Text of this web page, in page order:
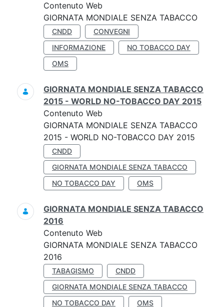
Contenuto Web
GIORNATA MONDIALE SENZA TABACCO
CNDD
CONVEGNI
INFORMAZIONE
NO TOBACCO DAY
OMS
GIORNATA MONDIALE SENZA TABACCO
2015 - WORLD NO-TOBACCO DAY 2015
Contenuto Web
GIORNATA MONDIALE SENZA TABACCO
2015 - WORLD NO-TOBACCO DAY 2015
CNDD
GIORNATA MONDIALE SENZA TABACCO
NO TOBACCO DAY
OMS
GIORNATA MONDIALE SENZA TABACCO
2016
Contenuto Web
GIORNATA MONDIALE SENZA TABACCO
2016
TABAGISMO
CNDD
GIORNATA MONDIALE SENZA TABACCO
NO TOBACCO DAY
OMS